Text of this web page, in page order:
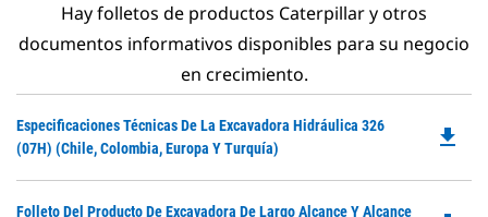
Hay folletos de productos Caterpillar y otros
documentos informativos disponibles para su negocio
en crecimiento.
Especificaciones Técnicas De La Excavadora Hidráulica 326
(07H) (Chile, Colombia, Europa Y Turquía)
file_download
Folleto Del Producto De Excavadora De Largo Alcance Y Alcance